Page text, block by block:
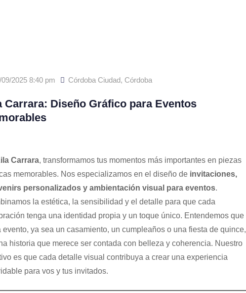
2025 8:40 pm Córdoba Ciudad, Córdoba
Carrara: Diseño Gráfico para Eventos
Carrara, transformamos tus momentos más importantes en piezas
memorables. Nos especializamos en el diseño de invitaciones,
personalizados y ambientación visual para eventos.
la estética, la sensibilidad y el detalle para que cada
tenga una identidad propia y un toque único. Entendemos que
evento, ya sea un casamiento, un cumpleaños o una fiesta de quince,
historia que merece ser contada con belleza y coherencia. Nuestro
es que cada detalle visual contribuya a crear una experiencia
para vos y tus invitados.